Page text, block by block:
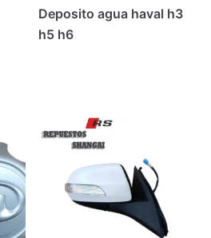
Deposito agua haval h3
h5 h6